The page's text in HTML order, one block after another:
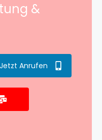
&
Jetzt Anrufen